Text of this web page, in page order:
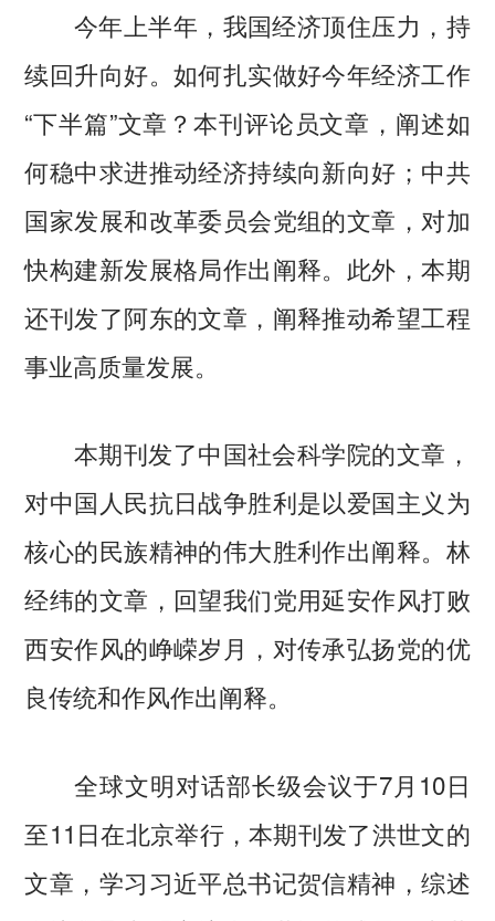
今年上半年，我国经济顶住压力，持
续回升向好。如何扎实做好今年经济工作
“下半篇”文章？本刊评论员文章，阐述如
何稳中求进推动经济持续向新向好；中共
国家发展和改革委员会党组的文章，对加
快构建新发展格局作出阐释。此外，本期
还刊发了阿东的文章，阐释推动希望工程
事业高质量发展。
本期刊发了中国社会科学院的文章，
对中国人民抗日战争胜利是以爱国主义为
核心的民族精神的伟大胜利作出阐释。林
经纬的文章，回望我们党用延安作风打败
西安作风的峥嵘岁月，对传承弘扬党的优
良传统和作风作出阐释。
全球文明对话部长级会议于7月10日
至11日在北京举行，本期刊发了洪世文的
文章，学习习近平总书记贺信精神，综述